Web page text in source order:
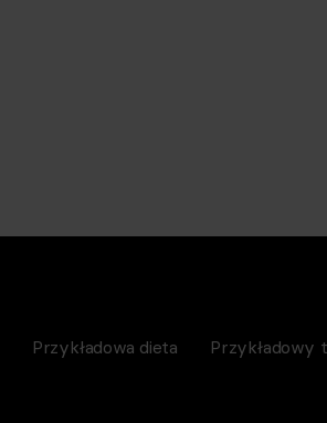
Przykładowa dieta Przykładowy